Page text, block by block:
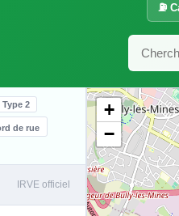
⛽
Type 2
de rue
IRVE officiel
+
−